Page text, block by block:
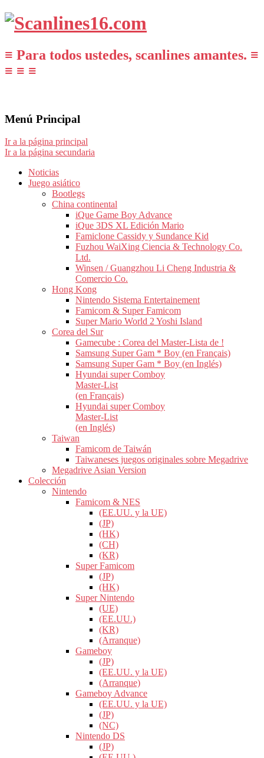
≡ Para todos ustedes, scanlines amantes. ≡
≡ ≡ ≡
Menú Principal
Ir a la página principal
Ir a la página secundaria
Noticias
Juego asiático
Bootlegs
China continental
iQue Game Boy Advance
iQue 3DS XL Edición Mario
Famiclone Cassidy y Sundance Kid
Fuzhou WaiXing Ciencia & Technology Co.
Ltd.
Winsen / Guangzhou Li Cheng Industria &
Comercio Co.
Hong Kong
Nintendo Sistema Entertainement
Famicom & Super Famicom
Super Mario World 2 Yoshi Island
Corea del Sur
Gamecube : Corea del Master-Lista de !
Samsung Super Gam * Boy (en Français)
Samsung Super Gam * Boy (en Inglés)
Hyundai super Comboy
Master-List
(en Français)
Hyundai super Comboy
Master-List
(en Inglés)
Taiwan
Famicom de Taiwán
Taiwaneses juegos originales sobre Megadrive
Megadrive Asian Version
Colección
Nintendo
Famicom & NES
(EE.UU. y la UE)
(JP)
(HK)
(CH)
(KR)
Super Famicom
(JP)
(HK)
Super Nintendo
(UE)
(EE.UU.)
(KR)
(Arranque)
Gameboy
(JP)
(EE.UU. y la UE)
(Arranque)
Gameboy Advance
(EE.UU. y la UE)
(JP)
(NC)
Nintendo DS
(JP)